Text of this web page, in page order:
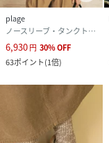
plage
ノースリーブ・タンクトップ
6,930円 30%OFF
63ポイント(1倍)